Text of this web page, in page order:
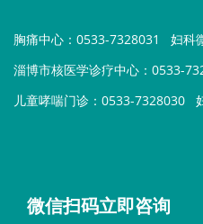
胸痛中心：0533-7328031
妇科
淄博市核医学诊疗中心：0533-
儿童哮喘门诊：0533-7328030
微信扫码立即咨询